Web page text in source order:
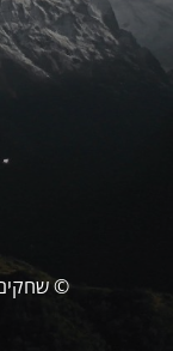
© שחקים -